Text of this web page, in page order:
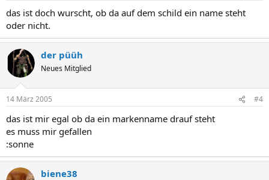
das ist doch wurscht, ob da auf dem schild ein name steht
oder nicht.
der püüh
Neues Mitglied
14 März 2005 #4
das ist mir egal ob da ein markenname drauf steht
es muss mir gefallen
:sonne
biene38